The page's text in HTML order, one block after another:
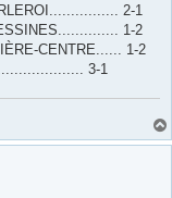
2-1
1-2
CENTRE...... 1-2
3-1